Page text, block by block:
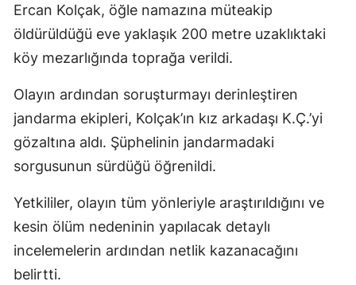
Ercan Kolçak, öğle namazına müteakip
öldürüldüğü eve yaklaşık 200 metre uzaklıktaki
köy mezarlığında toprağa verildi.
Olayın ardından soruşturmayı derinleştiren
jandarma ekipleri, Kolçak’ın kız arkadaşı K.Ç.’yi
gözaltına aldı. Şüphelinin jandarmadaki
sorgusunun sürdüğü öğrenildi.
Yetkililer, olayın tüm yönleriyle araştırıldığını ve
kesin ölüm nedeninin yapılacak detaylı
incelemelerin ardından netlik kazanacağını
belirtti.